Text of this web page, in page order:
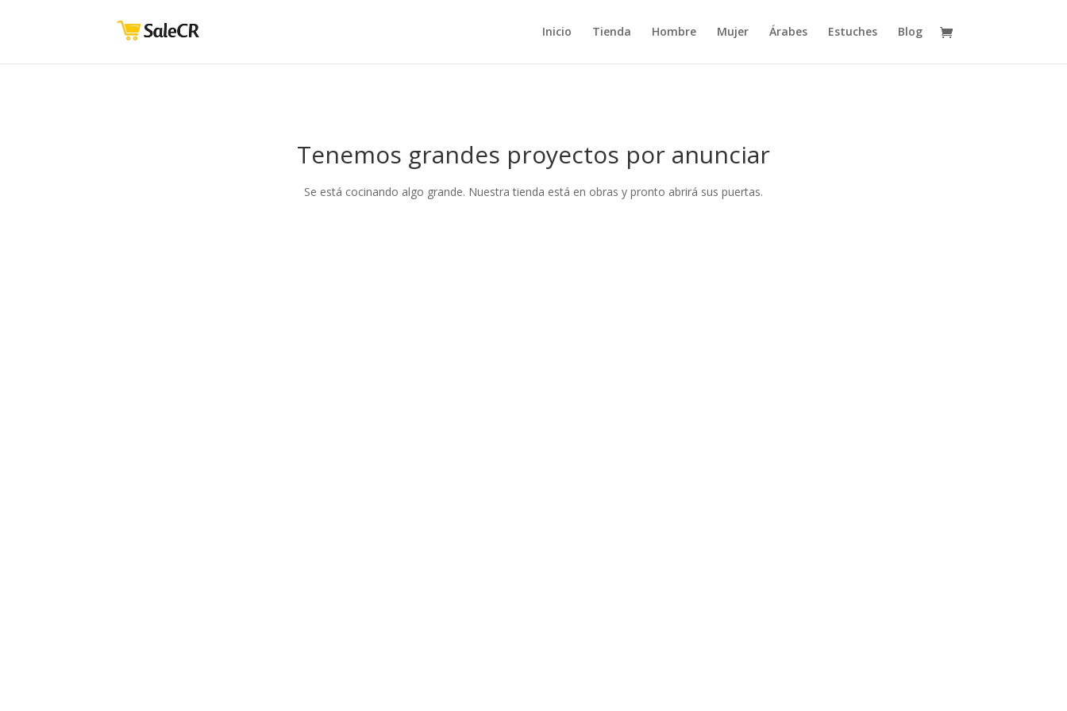
Inicio Tienda Hombre Mujer Árabes Estuches Blog
Tenemos grandes proyectos por anunciar
Se está cocinando algo grande. Nuestra tienda está en obras y pronto abrirá sus puertas.